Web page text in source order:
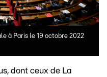
à Paris le 19 octobre 2022
dont ceux de La